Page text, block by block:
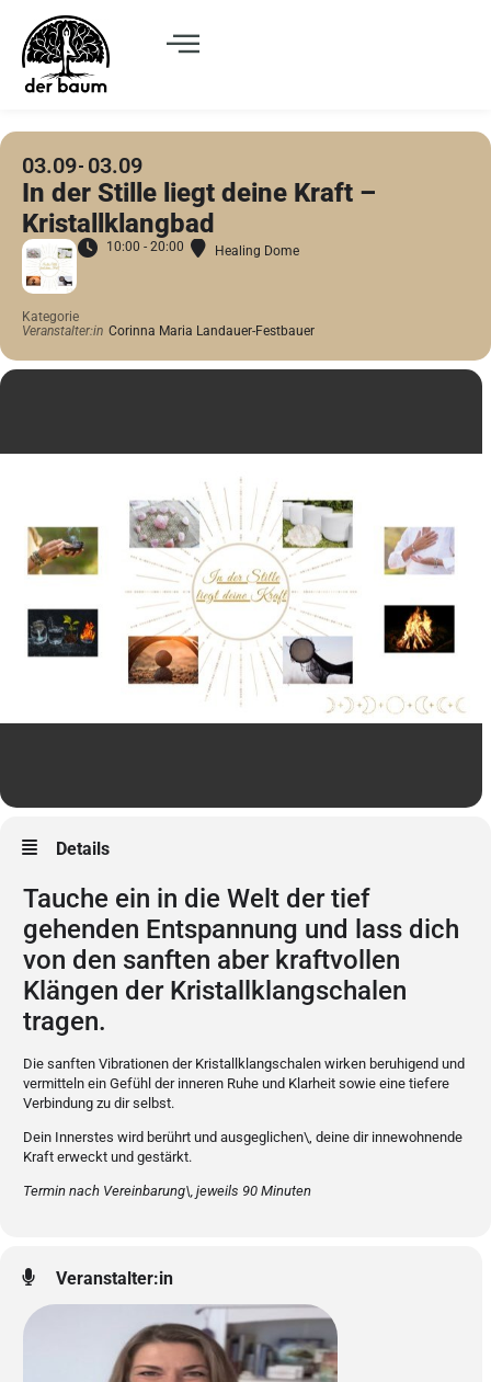
03.09 03.09
In der Stille liegt deine Kraft –
Kristallklangbad
10:00 - 20:00 Healing Dome
Kategorie
Veranstalter:in Corinna Maria Landauer-Festbauer
Details
Tauche ein in die Welt der tief
gehenden Entspannung und lass dich
von den sanften aber kraftvollen
Klängen der Kristallklangschalen
tragen.
Die sanften Vibrationen der Kristallklangschalen wirken beruhigend und
vermitteln ein Gefühl der inneren Ruhe und Klarheit sowie eine tiefere
Verbindung zu dir selbst.
Dein Innerstes wird berührt und ausgeglichen\, deine dir innewohnende
Kraft erweckt und gestärkt.
Termin nach Vereinbarung\, jeweils 90 Minuten
Veranstalter:in